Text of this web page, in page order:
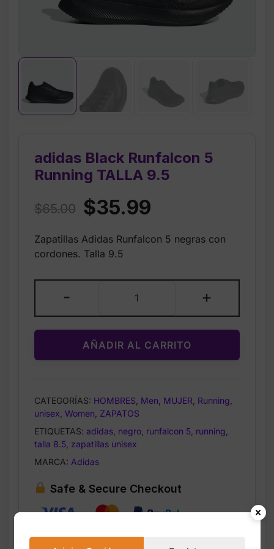
adidas Black Runfalcon 5
Running TALLA 9.5
$65.00 Original
was:
$35.99
is:
Zapatillas Adidas Runfalcon 5 negras con
cordones. Talla 9.5
-
Black
Runfalcon
5
Running
TALLA
+
AÑADIR AL CARRITO
CATEGORÍAS: HOMBRES Men MUJER Running
unisex Women ZAPATOS
ETIQUETAS: adidas negro runfalcon 5 running
talla 8.5 zapatillas unisex
MARCA: Adidas
Safe & Secure Checkout